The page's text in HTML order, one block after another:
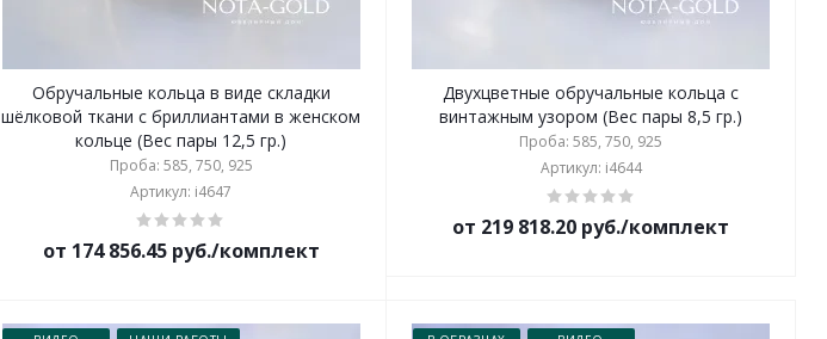
Обручальные кольца в виде складки
шёлковой ткани с бриллиантами в женском
кольце (Вес пары 12,5 гр.)
Проба: 585, 750, 925
Артикул: i4647
от 174 856.45 руб./комплект
Двухцветные обручальные кольца с
винтажным узором (Вес пары 8,5 гр.)
Проба: 585, 750, 925
Артикул: i4644
от 219 818.20 руб./комплект